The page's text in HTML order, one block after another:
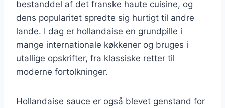
bestanddel af det franske haute cuisine, og
dens popularitet spredte sig hurtigt til andre
lande. I dag er hollandaise en grundpille i
mange internationale køkkener og bruges i
utallige opskrifter, fra klassiske retter til
moderne fortolkninger.
Hollandaise sauce er også blevet genstand for